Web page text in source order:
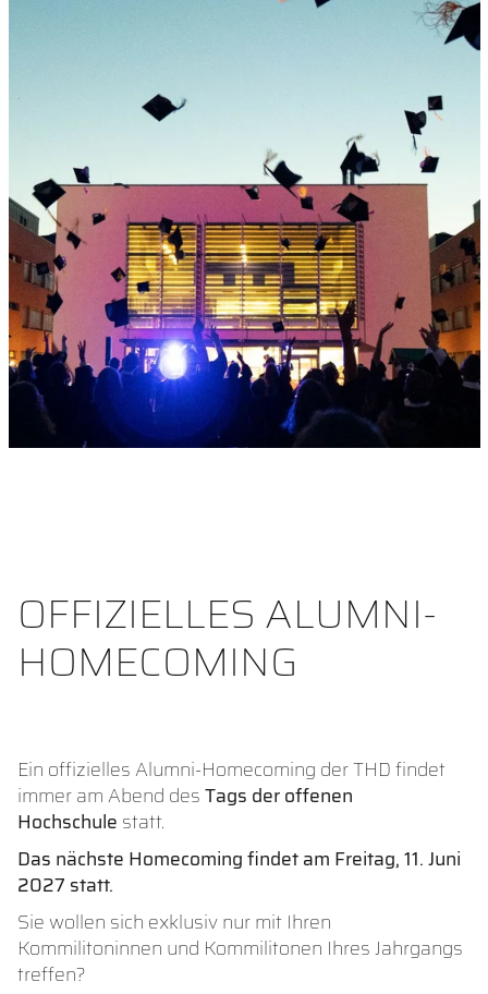
OFFIZIELLES ALUMNI-
HOMECOMING
Ein offizielles Alumni-Homecoming der THD findet
immer am Abend desTags der offenen
Hochschule statt.
Das nächste Homecoming findet am Freitag, 11. Juni
2027 statt.
Sie wollen sich exklusiv nur mit Ihren
Kommilitoninnen und Kommilitonen Ihres Jahrgangs
treffen?